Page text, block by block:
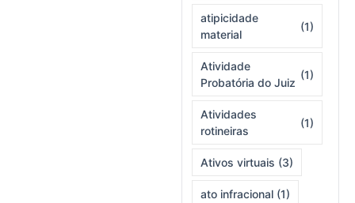
atipicidade
material
(1)
Atividade
Probatória do Juiz
(1)
Atividades
rotineiras
(1)
Ativos virtuais (3)
ato infracional (1)